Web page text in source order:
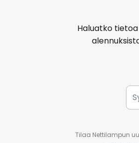
Haluatko
Tilaa Nettilampun